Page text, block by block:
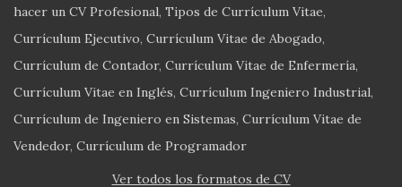
hacer un CV Profesional Tipos de Currículum Vitae
Currículum Ejecutivo Currículum Vitae de Abogado
Currículum de Contador Currículum Vitae de Enfermería
Currículum Vitae en Inglés Currículum Ingeniero Industrial
Currículum de Ingeniero en Sistemas Currículum Vitae de
Vendedor Currículum de Programador
Ver todos los formatos de CV